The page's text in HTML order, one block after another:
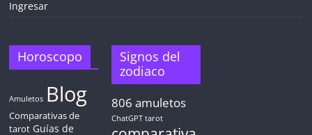
TAROT GRATIS
✓ Sin cargos automáticos. El chat se detiene al finalizar el
Ingresar
Horoscopo
Amuletos Blog
Comparativas de
tarot Guías de
Signos del
zodiaco
806 amuletos
ChatGPT tarot